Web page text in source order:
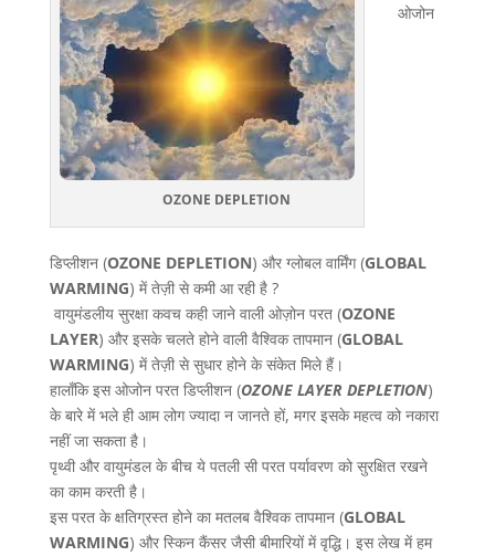
OZONE DEPLETION
ओजोन
डिप्लीशन (OZONE DEPLETION) और ग्लोबल वार्मिंग (GLOBAL
WARMING) में तेज़ी से कमी आ रही है ?
वायुमंडलीय सुरक्षा कवच कही जाने वाली ओज़ोन परत (OZONE
LAYER) और इसके चलते होने वाली वैश्विक तापमान (GLOBAL
WARMING) में तेज़ी से सुधार होने के संकेत मिले हैं।
हालाँकि इस ओजोन परत डिप्लीशन (OZONE LAYER DEPLETION)
के बारे में भले ही आम लोग ज्यादा न जानते हों, मगर इसके महत्व को नकारा
नहीं जा सकता है।
पृथ्वी और वायुमंडल के बीच ये पतली सी परत पर्यावरण को सुरक्षित रखने
का काम करती है।
इस परत के क्षतिग्रस्त होने का मतलब वैश्विक तापमान (GLOBAL
WARMING) और स्किन कैंसर जैसी बीमारियों में वृद्धि। इस लेख में हम